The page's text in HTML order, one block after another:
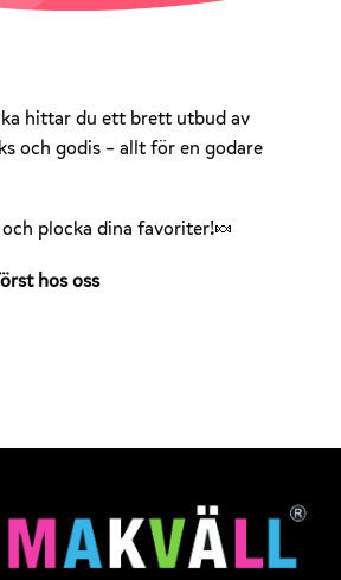
hittar du ett brett utbud av
och godis – allt för en godare
plocka dina favoriter!🍬
hos oss